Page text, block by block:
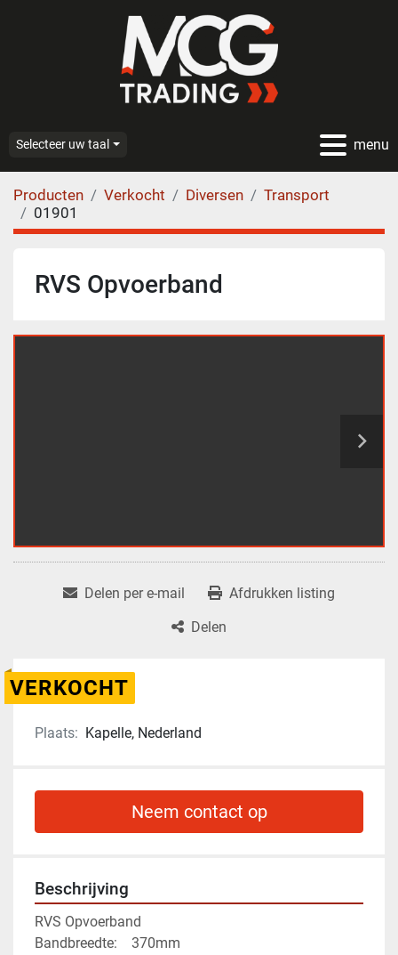
menu
Selecteer uw taal
Producten Verkocht Diversen
Transport
01901
RVS Opvoerband
Delen per e-mail
Afdrukken listing
Delen
VERKOCHT
Plaats: Kapelle, Nederland
Neem contact op
Beschrijving
RVS Opvoerband
Bandbreedte:    370mm